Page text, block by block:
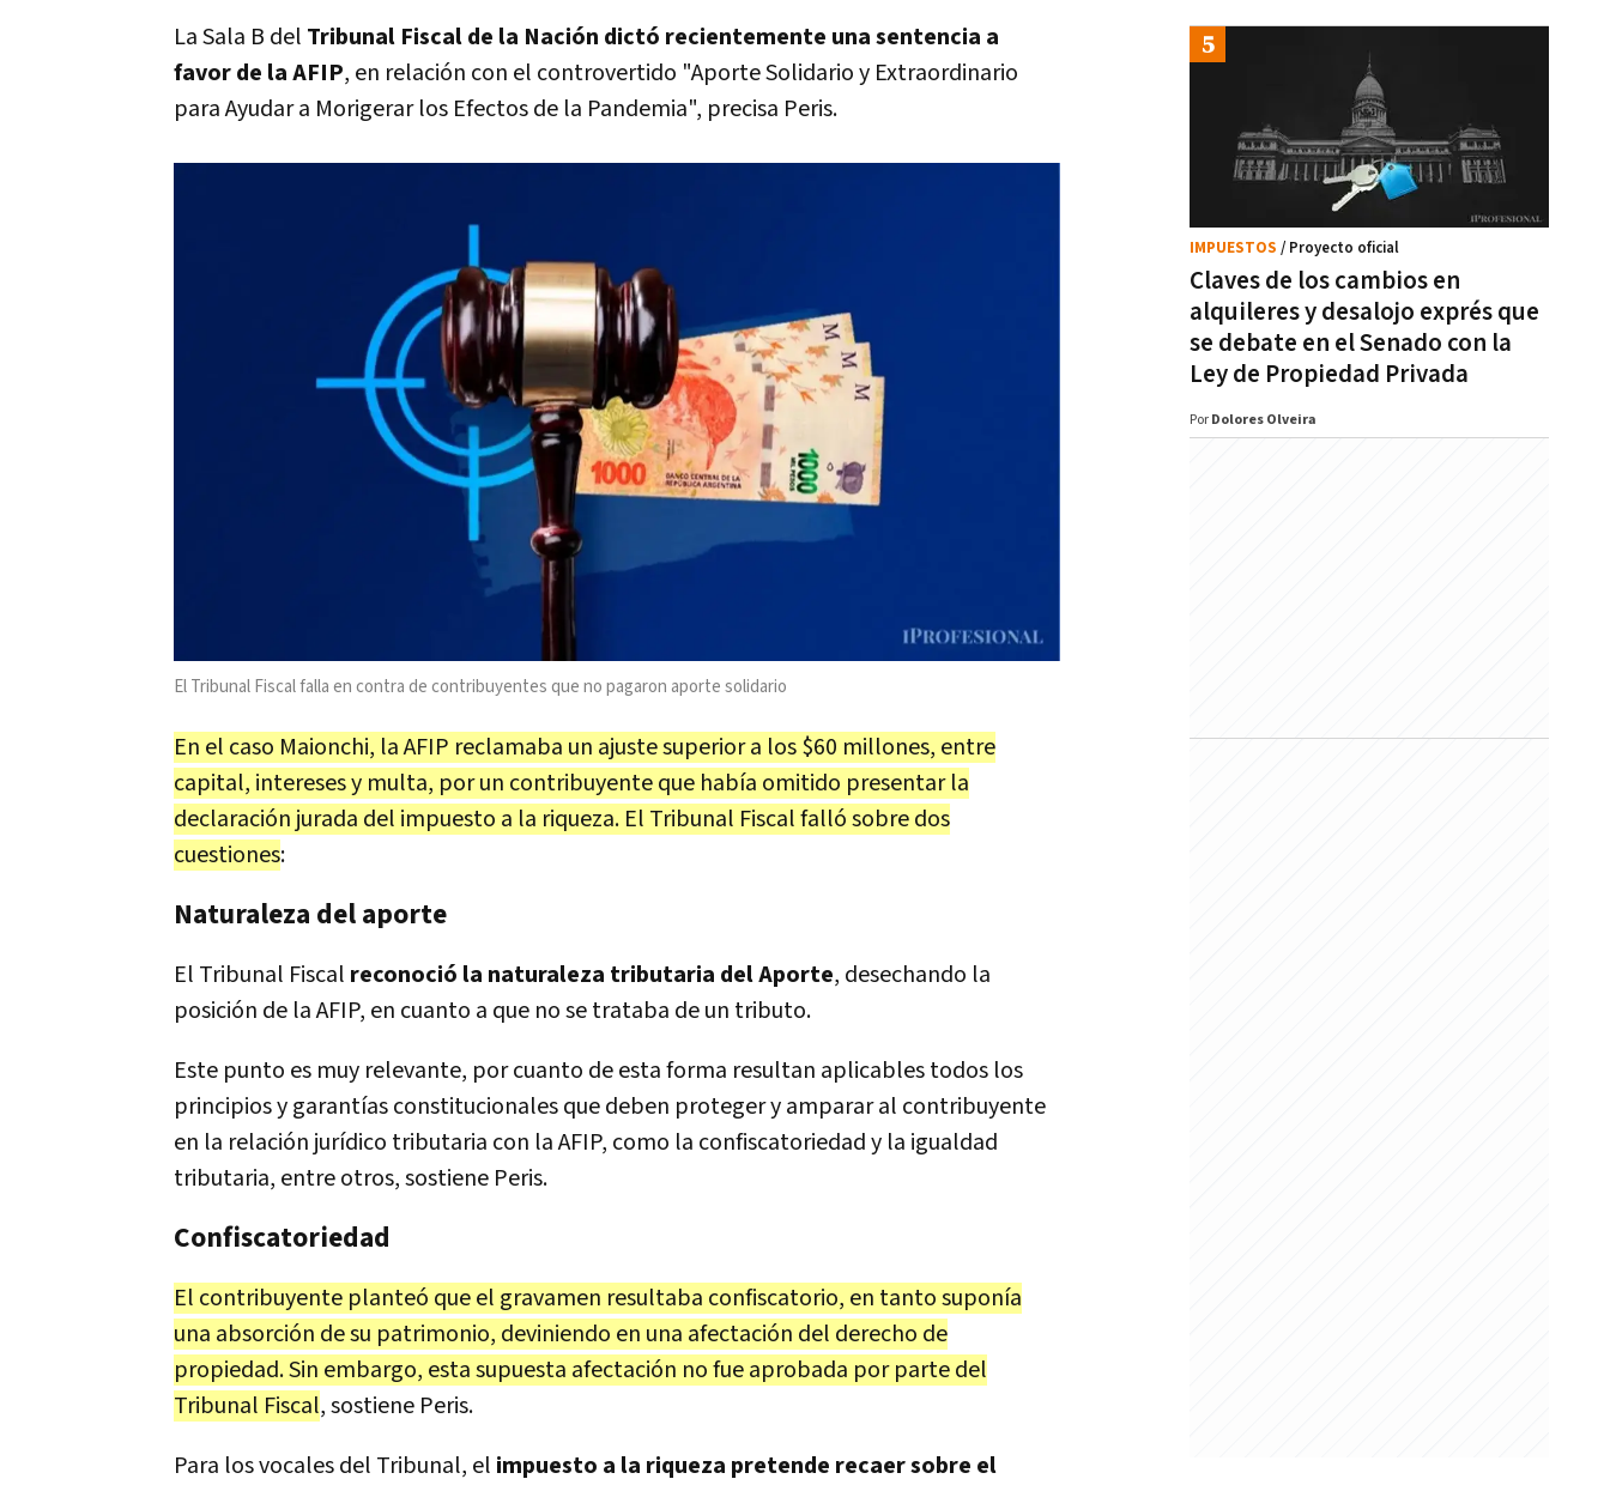
La Sala B del Tribunal Fiscal de la Nación dictó recientemente una sentencia a
favor de la AFIP, en relación con el controvertido "Aporte Solidario y Extraordinario
para Ayudar a Morigerar los Efectos de la Pandemia", precisa Peris.
El Tribunal Fiscal falla en contra de contribuyentes que no pagaron aporte solidario
En el caso Maionchi, la AFIP reclamaba un ajuste superior a los $60 millones, entre
capital, intereses y multa, por un contribuyente que había omitido presentar la
declaración jurada del impuesto a la riqueza. El Tribunal Fiscal falló sobre dos
cuestiones:
Naturaleza del aporte
El Tribunal Fiscal reconoció la naturaleza tributaria del Aporte, desechando la
posición de la AFIP, en cuanto a que no se trataba de un tributo.
Este punto es muy relevante, por cuanto de esta forma resultan aplicables todos los
principios y garantías constitucionales que deben proteger y amparar al contribuyente
en la relación jurídico tributaria con la AFIP, como la confiscatoriedad y la igualdad
tributaria, entre otros, sostiene Peris.
Confiscatoriedad
El contribuyente planteó que el gravamen resultaba confiscatorio, en tanto suponía
una absorción de su patrimonio, deviniendo en una afectación del derecho de
propiedad. Sin embargo, esta supuesta afectación no fue aprobada por parte del
Tribunal Fiscal, sostiene Peris.
Para los vocales del Tribunal, el impuesto a la riqueza pretende recaer sobre el
Claves de los cambios en
alquileres y desalojo exprés que
se debate en el Senado con la
Ley de Propiedad Privada
IMPUESTOS / Proyecto oficial
Por Dolores Olveira